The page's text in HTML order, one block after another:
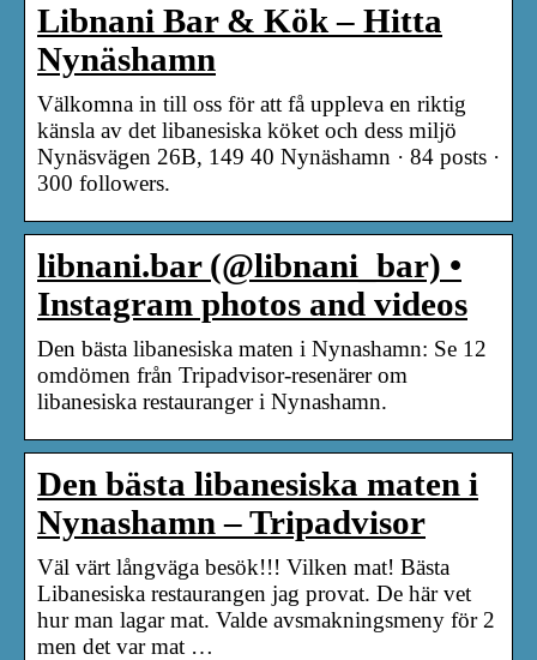
Libnani Bar & Kök – Hitta
Nynäshamn
Välkomna in till oss för att få uppleva en riktig
känsla av det libanesiska köket och dess miljö
Nynäsvägen 26B, 149 40 Nynäshamn · 84 posts ·
300 followers.
libnani.bar (@libnani_bar) •
Instagram photos and videos
Den bästa libanesiska maten i Nynashamn: Se 12
omdömen från Tripadvisor-resenärer om
libanesiska restauranger i Nynashamn.
Den bästa libanesiska maten i
Nynashamn – Tripadvisor
Väl värt långväga besök!!! Vilken mat! Bästa
Libanesiska restaurangen jag provat. De här vet
hur man lagar mat. Valde avsmakningsmeny för 2
men det var mat …